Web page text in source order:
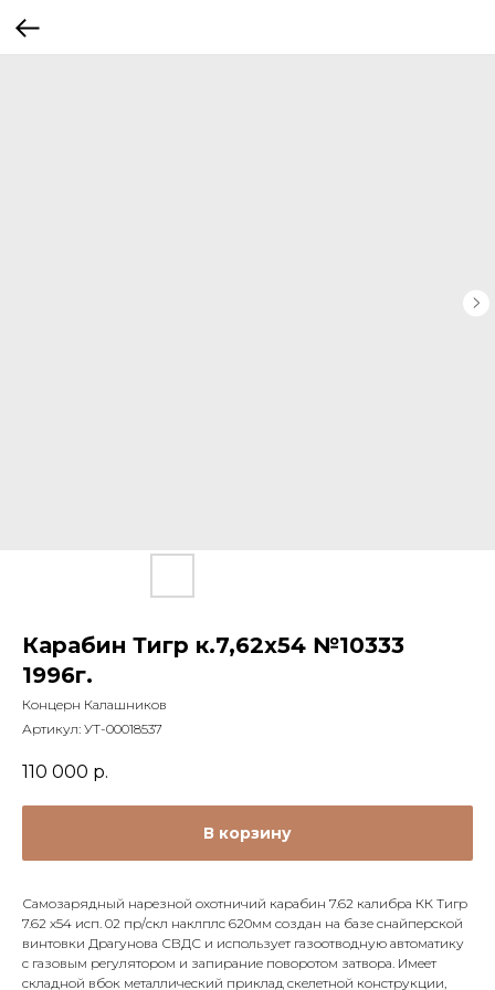
Карабин Тигр к.7,62x54 №10333
1996г.
Концерн Калашников
Артикул: УТ-00018537
110 000 р.
В корзину
Самозарядный нарезной охотничий карабин 7.62 калибра КК Тигр
7.62 х54 исп. 02 пр/скл наклплс 620мм создан на базе снайперской
винтовки Драгунова СВДС и использует газоотводную автоматику
с газовым регулятором и запирание поворотом затвора. Имеет
складной вбок металлический приклад скелетной конструкции,